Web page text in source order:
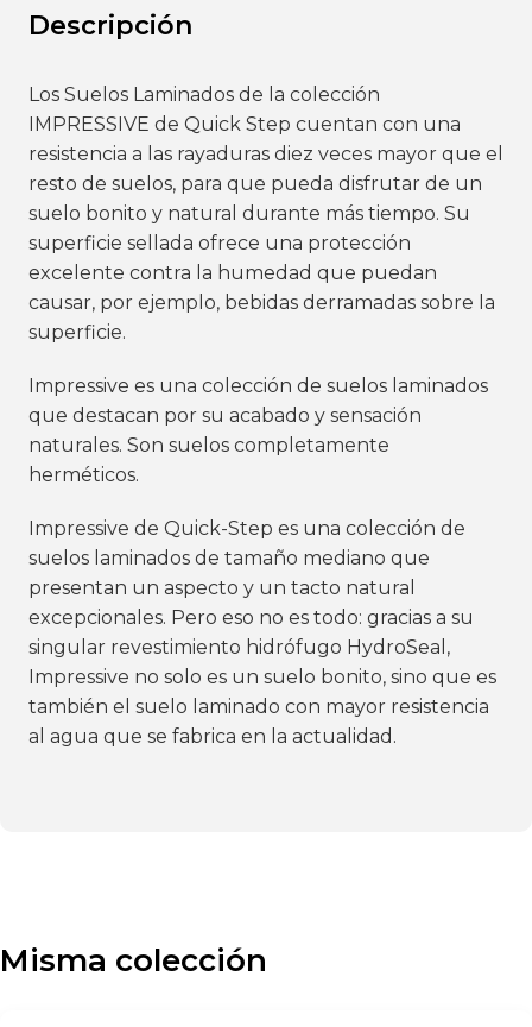
Descripción
Los Suelos Laminados de la colección
IMPRESSIVE de Quick Step cuentan con una
resistencia a las rayaduras diez veces mayor que el
resto de suelos, para que pueda disfrutar de un
suelo bonito y natural durante más tiempo. Su
superficie sellada ofrece una protección
excelente contra la humedad que puedan
causar, por ejemplo, bebidas derramadas sobre la
superficie.
Impressive es una colección de suelos laminados
que destacan por su acabado y sensación
naturales. Son suelos completamente
herméticos.
Impressive de Quick-Step es una colección de
suelos laminados de tamaño mediano que
presentan un aspecto y un tacto natural
excepcionales. Pero eso no es todo: gracias a su
singular revestimiento hidrófugo HydroSeal,
Impressive no solo es un suelo bonito, sino que es
también el suelo laminado con mayor resistencia
al agua que se fabrica en la actualidad.
Misma colección